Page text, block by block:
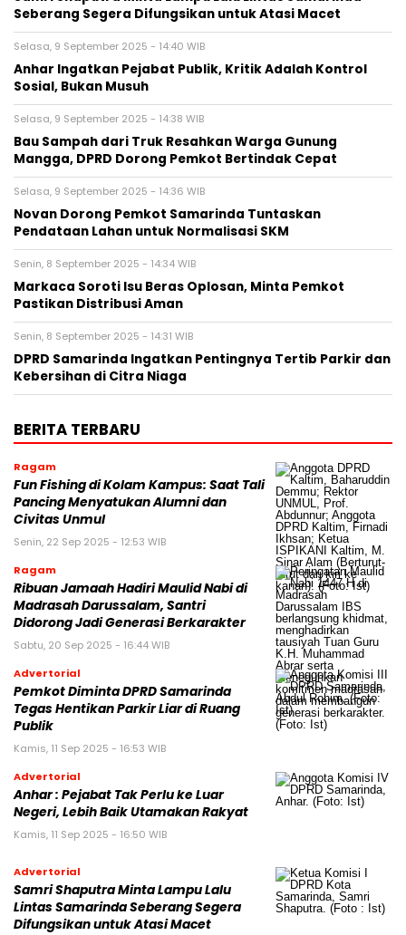
Seberang Segera Difungsikan untuk Atasi Macet
Selasa, 9 September 2025 - 14:40 WIB
Anhar Ingatkan Pejabat Publik, Kritik Adalah Kontrol
Sosial, Bukan Musuh
Selasa, 9 September 2025 - 14:38 WIB
Bau Sampah dari Truk Resahkan Warga Gunung
Mangga, DPRD Dorong Pemkot Bertindak Cepat
Selasa, 9 September 2025 - 14:36 WIB
Novan Dorong Pemkot Samarinda Tuntaskan
Pendataan Lahan untuk Normalisasi SKM
Senin, 8 September 2025 - 14:34 WIB
Markaca Soroti Isu Beras Oplosan, Minta Pemkot
Pastikan Distribusi Aman
Senin, 8 September 2025 - 14:31 WIB
DPRD Samarinda Ingatkan Pentingnya Tertib Parkir dan
Kebersihan di Citra Niaga
BERITA TERBARU
Ragam
Fun Fishing di Kolam Kampus: Saat Tali
Pancing Menyatukan Alumni dan
Civitas Unmul
Senin, 22 Sep 2025 - 12:53 WIB
Ragam
Ribuan Jamaah Hadiri Maulid Nabi di
Madrasah Darussalam, Santri
Didorong Jadi Generasi Berkarakter
Sabtu, 20 Sep 2025 - 16:44 WIB
Advertorial
Pemkot Diminta DPRD Samarinda
Tegas Hentikan Parkir Liar di Ruang
Publik
Kamis, 11 Sep 2025 - 16:53 WIB
Advertorial
Anhar : Pejabat Tak Perlu ke Luar
Negeri, Lebih Baik Utamakan Rakyat
Kamis, 11 Sep 2025 - 16:50 WIB
Advertorial
Samri Shaputra Minta Lampu Lalu
Lintas Samarinda Seberang Segera
Difungsikan untuk Atasi Macet